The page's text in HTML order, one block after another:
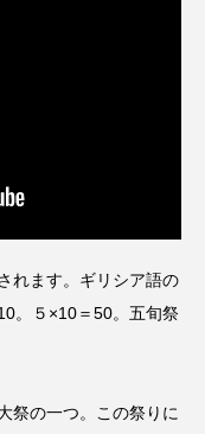
れます。ギリシア語の
。５×10＝50。五旬祭
祭の一つ。この祭りに